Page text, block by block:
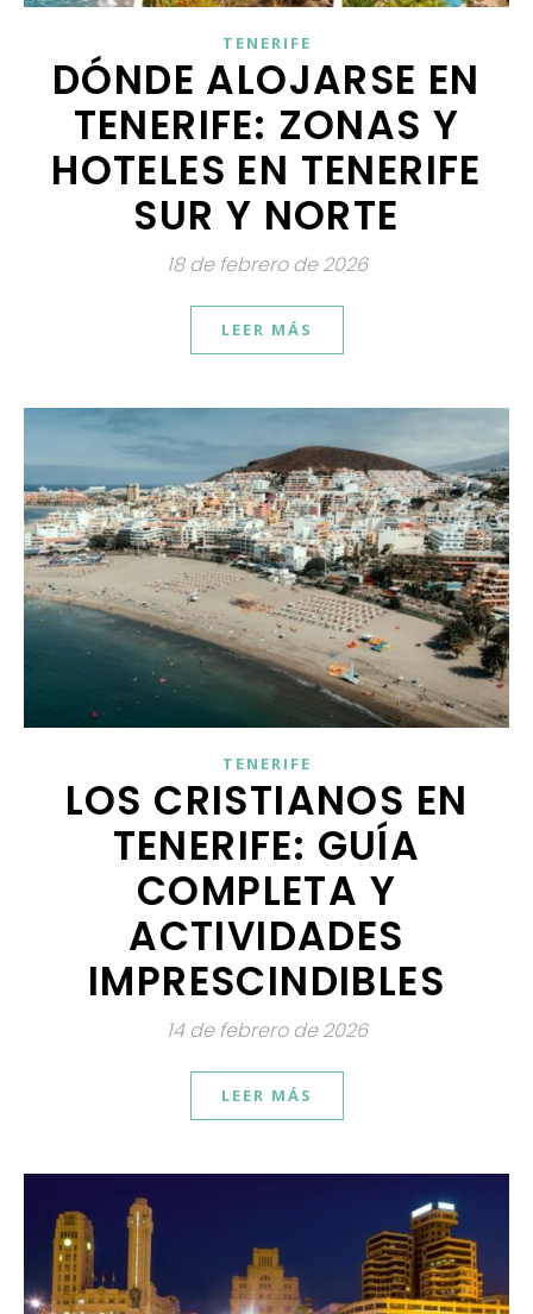
TENERIFE
DÓNDE ALOJARSE EN
TENERIFE: ZONAS Y
HOTELES EN TENERIFE
SUR Y NORTE
18 de febrero de 2026
LEER MÁS
TENERIFE
LOS CRISTIANOS EN
TENERIFE: GUÍA
COMPLETA Y
ACTIVIDADES
IMPRESCINDIBLES
14 de febrero de 2026
LEER MÁS